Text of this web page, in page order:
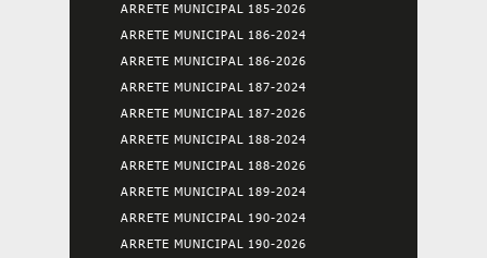
ARRETE MUNICIPAL 185-2026
ARRETE MUNICIPAL 186-2024
ARRETE MUNICIPAL 186-2026
ARRETE MUNICIPAL 187-2024
ARRETE MUNICIPAL 187-2026
ARRETE MUNICIPAL 188-2024
ARRETE MUNICIPAL 188-2026
ARRETE MUNICIPAL 189-2024
ARRETE MUNICIPAL 190-2024
ARRETE MUNICIPAL 190-2026